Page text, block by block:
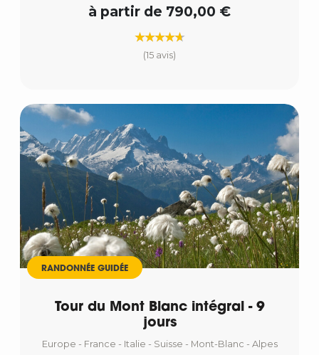
à partir de 790,00 €
(15 avis)
RANDONNÉE GUIDÉE
Tour du Mont Blanc intégral - 9
jours
Europe - France - Italie - Suisse - Mont-Blanc - Alpes